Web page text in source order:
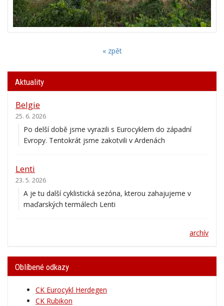
« zpět
Aktuality
Belgie
25. 6. 2026
Po delší době jsme vyrazili s Eurocyklem do západní
Evropy. Tentokrát jsme zakotvili v Ardenách
Lenti
23. 5. 2026
A je tu další cyklistická sezóna, kterou zahajujeme v
maďarských termálech Lenti
archív
Oblíbené odkazy
CK Eurocykl Herdegen
CK Rubikon